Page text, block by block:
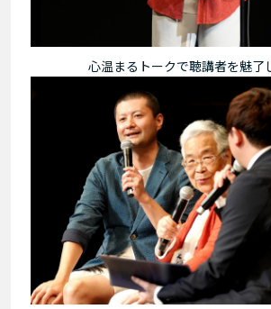
心温まるトークで聴講者を魅了